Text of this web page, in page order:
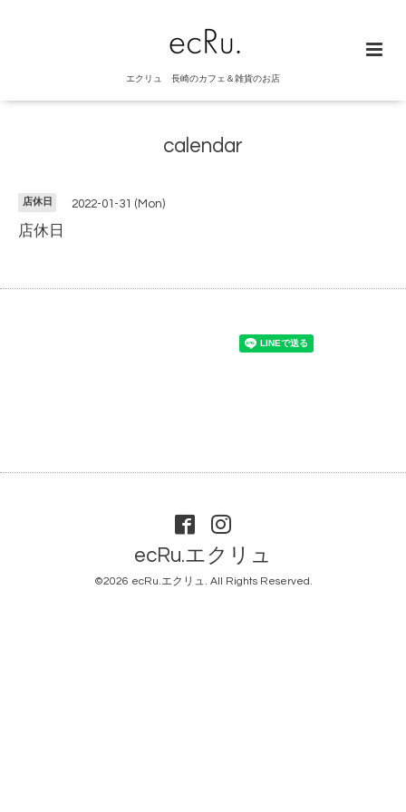
エクリュ 長崎のカフェ＆雑貨のお店
calendar
店休日 2022-01-31 (Mon)
店休日
ecRu.エクリュ
©2026 ecRu.エクリュ. All Rights Reserved.